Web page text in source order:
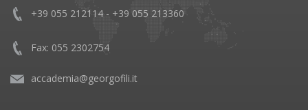
+39 055 212114 - +39 055 213360
Fax: 055 2302754
accademia@georgofili.it